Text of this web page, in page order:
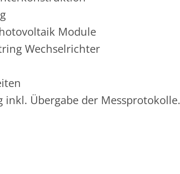
Module
Wechselrichter
inkl. Übergabe der Messprotokolle.